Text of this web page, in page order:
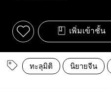
เพิ่มเข้าชั้น
ทะลุมิติ นิยายจีน